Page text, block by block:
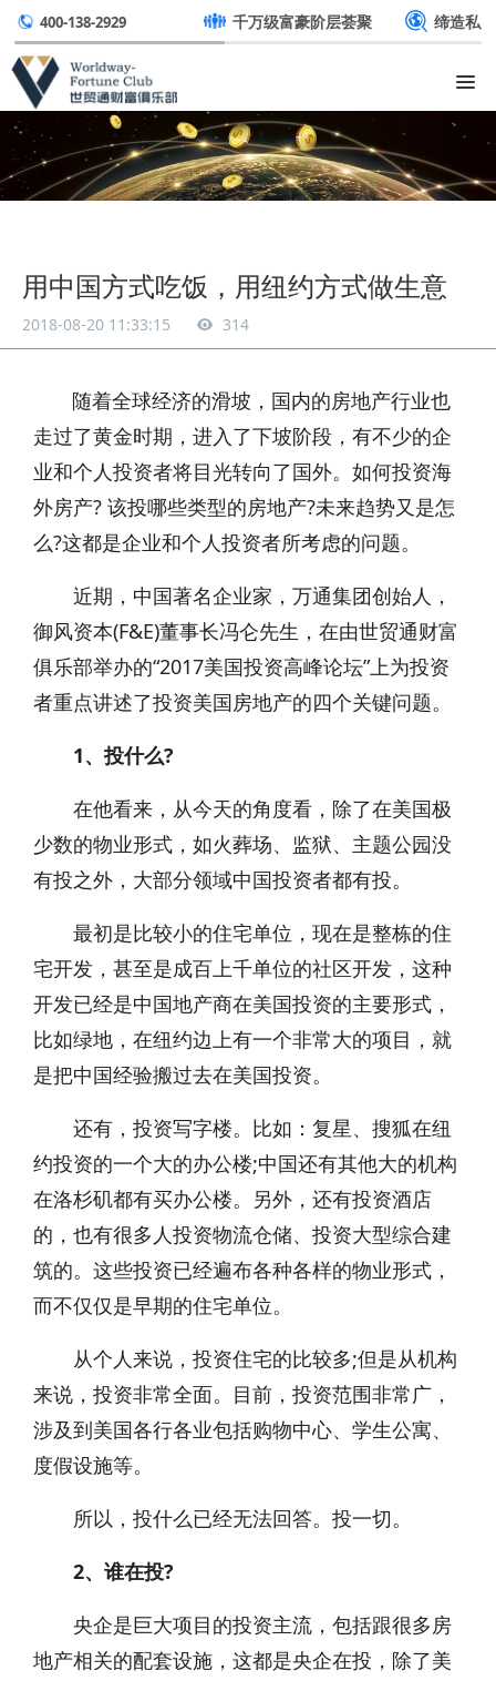
400-138-2929 千万级富豪阶层荟聚 缔造私
用中国方式吃饭，用纽约方式做生意
2018-08-20 11:33:15 314
随着全球经济的滑坡，国内的房地产行业也
走过了黄金时期，进入了下坡阶段，有不少的企
业和个人投资者将目光转向了国外。如何投资海
外房产? 该投哪些类型的房地产?未来趋势又是怎
么?这都是企业和个人投资者所考虑的问题。
近期，中国著名企业家，万通集团创始人，
御风资本(F&E)董事长冯仑先生，在由世贸通财富
俱乐部举办的“2017美国投资高峰论坛”上为投资
者重点讲述了投资美国房地产的四个关键问题。
1、投什么?
在他看来，从今天的角度看，除了在美国极
少数的物业形式，如火葬场、监狱、主题公园没
有投之外，大部分领域中国投资者都有投。
最初是比较小的住宅单位，现在是整栋的住
宅开发，甚至是成百上千单位的社区开发，这种
开发已经是中国地产商在美国投资的主要形式，
比如绿地，在纽约边上有一个非常大的项目，就
是把中国经验搬过去在美国投资。
还有，投资写字楼。比如：复星、搜狐在纽
约投资的一个大的办公楼;中国还有其他大的机构
在洛杉矶都有买办公楼。另外，还有投资酒店
的，也有很多人投资物流仓储、投资大型综合建
筑的。这些投资已经遍布各种各样的物业形式，
而不仅仅是早期的住宅单位。
从个人来说，投资住宅的比较多;但是从机构
来说，投资非常全面。目前，投资范围非常广，
涉及到美国各行各业包括购物中心、学生公寓、
度假设施等。
所以，投什么已经无法回答。投一切。
2、谁在投?
央企是巨大项目的投资主流，包括跟很多房
地产相关的配套设施，这都是央企在投，除了美